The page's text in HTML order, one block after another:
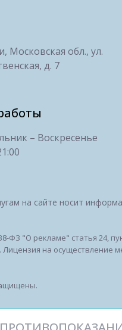
– Воскресенье
обл., ул.
д. 7
на сайте носит
ФЗ "О рекламе" статья 24,
на осуществление